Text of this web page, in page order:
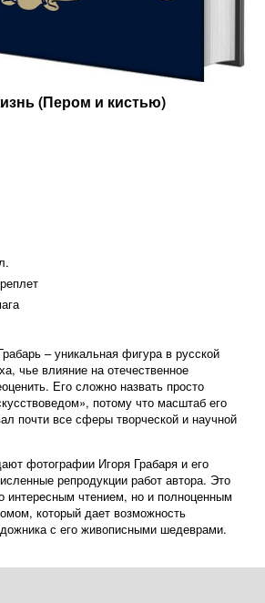
(Пером и кистью)
– уникальная фигура в русской
чье влияние на отечественное
Его сложно назвать просто
потому что масштаб его
почти все сферы творческой и научной
фотографии Игоря Грабаря и его
репродукции работ автора. Это
интересным чтением, но и полноценным
который дает возможность
с его живописными шедеврами.